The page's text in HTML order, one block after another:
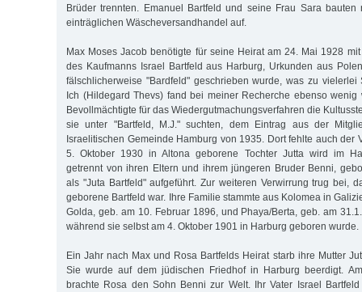
Brüder trennten. Emanuel Bartfeld und seine Frau Sara bauten
einträglichen Wäscheversandhandel auf.
Max Moses Jacob benötigte für seine Heirat am 24. Mai 1928
des Kaufmanns Israel Bartfeld aus Harburg, Urkunden aus
fälschlicherweise "Bardfeld" geschrieben wurde, was zu vielerlei
Ich (Hildegard Thevs) fand bei meiner Recherche ebenso wenig
Bevollmächtigte für das Wiedergutmachungsverfahren die
sie unter "Bartfeld, M.J." suchten, dem Eintrag aus der
Israelitischen Gemeinde Hamburg von 1935. Dort fehlte auch der
5. Oktober 1930 in Altona geborene Tochter Jutta wird im
getrennt von ihren Eltern und ihrem jüngeren Bruder Benni,
als "Juta Bartfeld" aufgeführt. Zur weiteren Verwirrung trug bei,
geborene Bartfeld war. Ihre Familie stammte aus Kolomea in
Golda, geb. am 10. Februar 1896, und Phaya/Berta, geb. am
während sie selbst am 4. Oktober 1901 in Harburg geboren wurde.
Ein Jahr nach Max und Rosa Bartfelds Heirat starb ihre Mutter
Sie wurde auf dem jüdischen Friedhof in Harburg beerdigt.
brachte Rosa den Sohn Benni zur Welt. Ihr Vater Israel